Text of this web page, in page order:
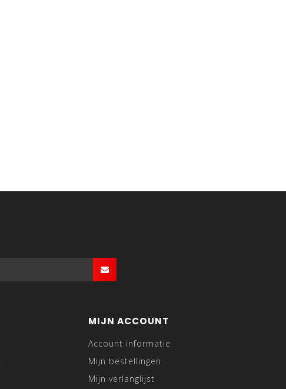
MIJN ACCOUNT
Account informatie
Mijn bestellingen
Mijn verlanglijst